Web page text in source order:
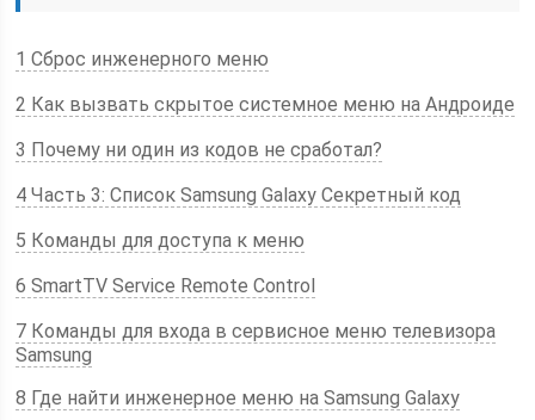
1 Сброс инженерного меню
2 Как вызвать скрытое системное меню на Андроиде
3 Почему ни один из кодов не сработал?
4 Часть 3: Список Samsung Galaxy Секретный код
5 Команды для доступа к меню
6 SmartTV Service Remote Control
7 Команды для входа в сервисное меню телевизора
Samsung
8 Где найти инженерное меню на Samsung Galaxy